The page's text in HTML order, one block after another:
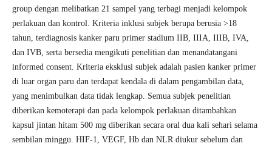
group dengan melibatkan 21 sampel yang terbagi menjadi kelompok
perlakuan dan kontrol. Kriteria inklusi subjek berupa berusia >18
tahun, terdiagnosis kanker paru primer stadium IIB, IIIA, IIIB, IVA,
dan IVB, serta bersedia mengikuti penelitian dan menandatangani
informed consent. Kriteria eksklusi subjek adalah pasien kanker primer
di luar organ paru dan terdapat kendala di dalam pengambilan data,
yang menimbulkan data tidak lengkap. Semua subjek penelitian
diberikan kemoterapi dan pada kelompok perlakuan ditambahkan
kapsul jintan hitam 500 mg diberikan secara oral dua kali sehari selama
sembilan minggu. HIF-1, VEGF, Hb dan NLR diukur sebelum dan